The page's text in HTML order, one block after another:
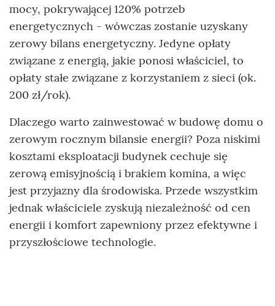
mocy, pokrywającej 120% potrzeb
energetycznych - wówczas zostanie uzyskany
zerowy bilans energetyczny. Jedyne opłaty
związane z energią, jakie ponosi właściciel, to
opłaty stałe związane z korzystaniem z sieci (ok.
200 zł/rok).
Dlaczego warto zainwestować w budowę domu o
zerowym rocznym bilansie energii? Poza niskimi
kosztami eksploatacji budynek cechuje się
zerową emisyjnością i brakiem komina, a więc
jest przyjazny dla środowiska. Przede wszystkim
jednak właściciele zyskują niezależność od cen
energii i komfort zapewniony przez efektywne i
przyszłościowe technologie.